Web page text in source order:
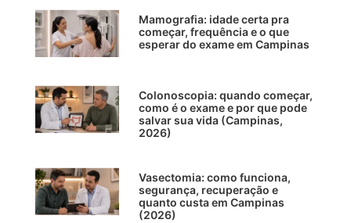
Mamografia: idade certa pra
começar, frequência e o que
esperar do exame em Campinas
Colonoscopia: quando começar,
como é o exame e por que pode
salvar sua vida (Campinas,
2026)
Vasectomia: como funciona,
segurança, recuperação e
quanto custa em Campinas
(2026)